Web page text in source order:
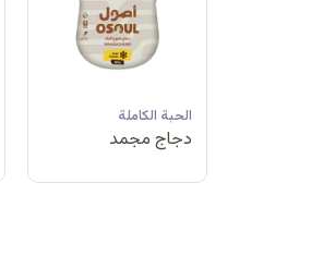
الحبة الكاملة
دجاج مبرد